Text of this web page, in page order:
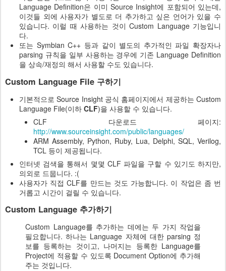
Language Definition은 이미 Source Insight에 포함되어 있는데,
이것들 외에 사용자가 별도로 더 추가하고 싶은 언어가 있을 수
있습니다. 이럴 때 사용하는 것이 Custom Language 기능입니
다.
또는 Symbian C++ 등과 같이 별도의 추가적인 파일 확장자나
parsing 규칙을 일부 사용하는 경우에 기존 Language Definition
을 상속/재정의 해서 사용할 수도 있습니다.
Custom Language File 구하기
기본적으로 Source Insight 공식 홈페이지에서 제공하는 Custom
Language File(이하 CLF)을 사용할 수 있습니다.
CLF 다운로드 페이지:
http://www.sourceinsight.com/public/languages/
ARM Assembly, Python, Ruby, Lua, Delphi, SQL, Verilog,
TCL 등이 제공됩니다.
인터넷 검색을 통해서 몇몇 CLF 파일을 구할 수 있기도 하지만,
의외로 드뭅니다. :(
사용자가 직접 CLF를 만드는 것도 가능합니다. 이 작업은 좀 번
거롭고 시간이 걸릴 수 있습니다.
Custom Language 추가하기
Custom Language를 추가하는 데에는 두 가지 작업을
필요합니다. 하나는 Language 자체에 대한 parsing 정
보를 등록하는 것이고, 나머지는 등록한 Language를
Project에 적용할 수 있도록 Document Option에 추가해
주는 것입니다.